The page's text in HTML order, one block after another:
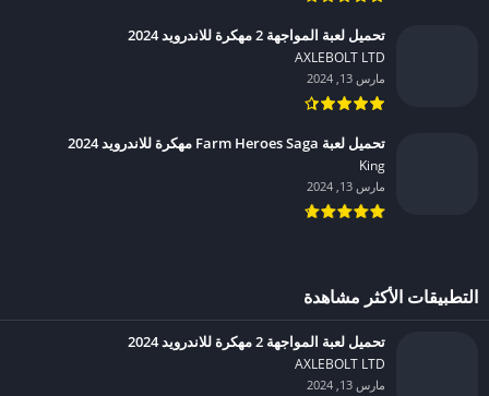
تحميل لعبة المواجهة 2 مهكرة للاندرويد 2024
AXLEBOLT LTD‏
مارس 13, 2024
تحميل لعبة Farm Heroes Saga مهكرة للاندرويد 2024
King‏
مارس 13, 2024
التطبيقات الأكثر مشاهدة
تحميل لعبة المواجهة 2 مهكرة للاندرويد 2024
AXLEBOLT LTD‏
مارس 13, 2024